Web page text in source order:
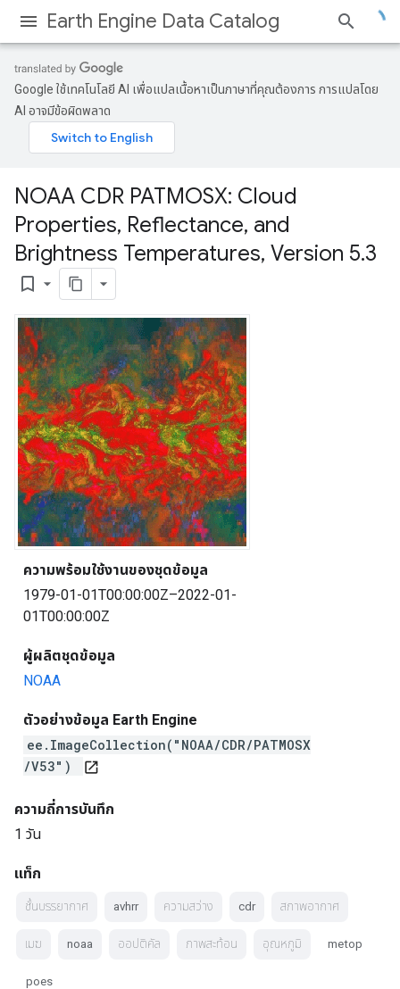
Earth Engine Data Catalog
Google ใช้เทคโนโลยี AI เพื่อแปลเนื้อหาเป็นภาษาที่คุณต้องการ การแปลโดย
AI อาจมีข้อผิดพลาด
NOAA CDR PATMOSX: Cloud
Properties, Reflectance, and
Brightness Temperatures, Version 5.3
bookmark_border
ความพร้อมใช้งานของชุดข้อมูล
1979-01-01T00:00:00Z–2022-01-
01T00:00:00Z
ผู้ผลิตชุดข้อมูล
NOAA
ตัวอย่างข้อมูล Earth Engine
ee.ImageCollection("NOAA/CDR/PATMOSX
/V53")
open_in_new
ความถี่การบันทึก
1 วัน
แท็ก
ชั้นบรรยากาศ avhrr ความสว่าง cdr สภาพอากาศ
เมฆ noaa ออปติคัล ภาพสะท้อน อุณหภูมิ metop
poes